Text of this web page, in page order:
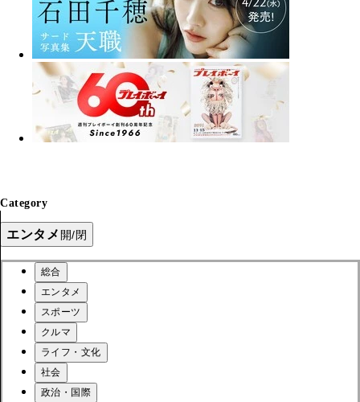
Category
エンタメ 開/閉
総合
エンタメ
スポーツ
クルマ
ライフ・文化
社会
政治・国際